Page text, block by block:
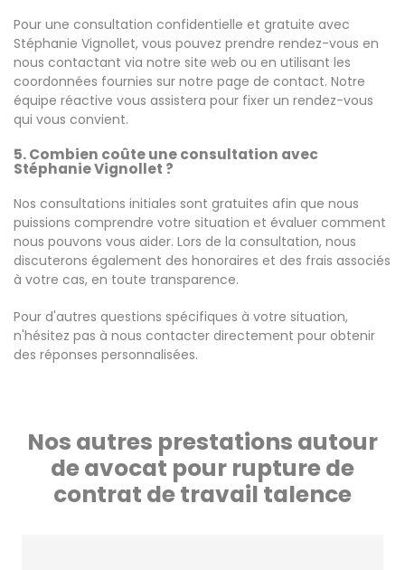
Pour une consultation confidentielle et gratuite avec
Stéphanie Vignollet, vous pouvez prendre rendez-vous en
nous contactant via notre site web ou en utilisant les
coordonnées fournies sur notre page de contact. Notre
équipe réactive vous assistera pour fixer un rendez-vous
qui vous convient.
5. Combien coûte une consultation avec
Stéphanie Vignollet ?
Nos consultations initiales sont gratuites afin que nous
puissions comprendre votre situation et évaluer comment
nous pouvons vous aider. Lors de la consultation, nous
discuterons également des honoraires et des frais associés
à votre cas, en toute transparence.
Pour d'autres questions spécifiques à votre situation,
n'hésitez pas à nous contacter directement pour obtenir
des réponses personnalisées.
Nos autres prestations autour
de avocat pour rupture de
contrat de travail talence